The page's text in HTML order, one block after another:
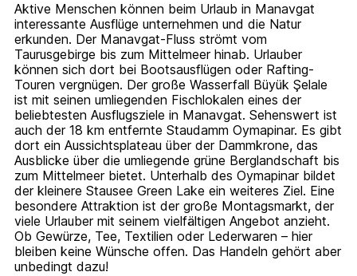
Aktive Menschen können beim Urlaub in Manavgat
interessante Ausflüge unternehmen und die Natur
erkunden. Der Manavgat-Fluss strömt vom
Taurusgebirge bis zum Mittelmeer hinab. Urlauber
können sich dort bei Bootsausflügen oder Rafting-
Touren vergnügen. Der große Wasserfall Büyük Şelale
ist mit seinen umliegenden Fischlokalen eines der
beliebtesten Ausflugsziele in Manavgat. Sehenswert ist
auch der 18 km entfernte Staudamm Oymapinar. Es gibt
dort ein Aussichtsplateau über der Dammkrone, das
Ausblicke über die umliegende grüne Berglandschaft bis
zum Mittelmeer bietet. Unterhalb des Oymapinar bildet
der kleinere Stausee Green Lake ein weiteres Ziel. Eine
besondere Attraktion ist der große Montagsmarkt, der
viele Urlauber mit seinem vielfältigen Angebot anzieht.
Ob Gewürze, Tee, Textilien oder Lederwaren – hier
bleiben keine Wünsche offen. Das Handeln gehört aber
unbedingt dazu!